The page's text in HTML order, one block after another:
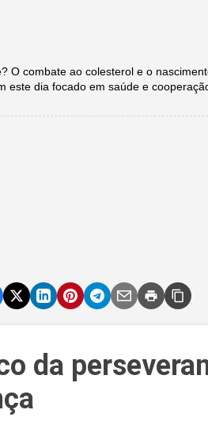
O combate ao colesterol e o
este dia focado em saúde e
da